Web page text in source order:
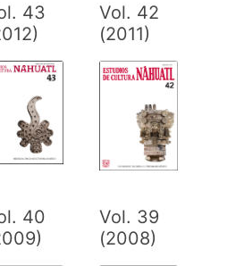
43
Vol. 42
(2011)
40
Vol. 39
(2008)